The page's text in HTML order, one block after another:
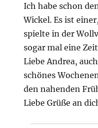
Ich habe schon
Wickel. Es ist
spielte in der
sogar mal eine
Liebe Andrea,
schönes
den nahenden
Liebe Grüße an